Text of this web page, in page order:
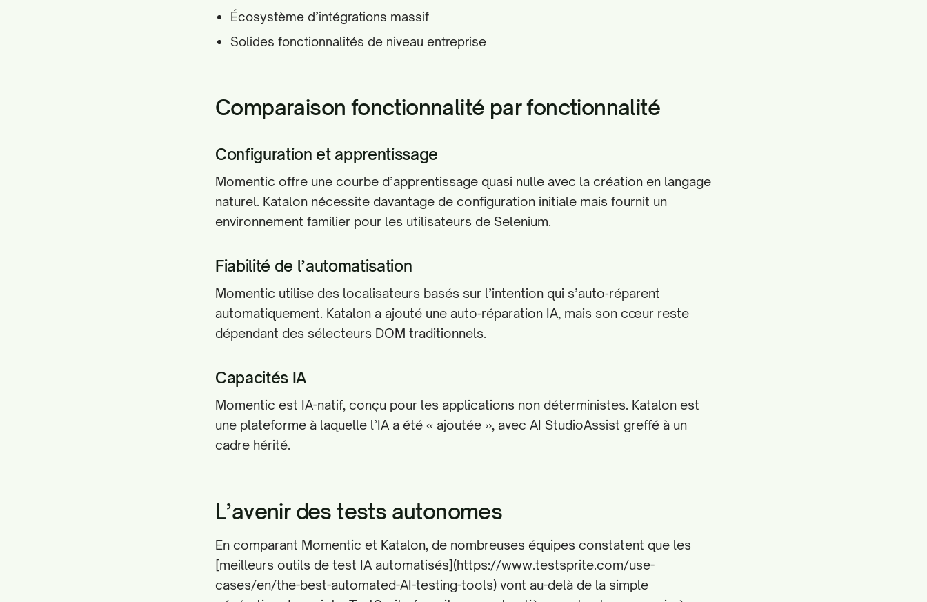
Écosystème d’intégrations massif
Solides fonctionnalités de niveau entreprise
Comparaison fonctionnalité par fonctionnalité
Configuration et apprentissage
Momentic offre une courbe d’apprentissage quasi nulle avec la création en langage
naturel. Katalon nécessite davantage de configuration initiale mais fournit un
environnement familier pour les utilisateurs de Selenium.
Fiabilité de l’automatisation
Momentic utilise des localisateurs basés sur l’intention qui s’auto‑réparent
automatiquement. Katalon a ajouté une auto‑réparation IA, mais son cœur reste
dépendant des sélecteurs DOM traditionnels.
Capacités IA
Momentic est IA-natif, conçu pour les applications non déterministes. Katalon est
une plateforme à laquelle l’IA a été « ajoutée », avec AI StudioAssist greffé à un
cadre hérité.
L’avenir des tests autonomes
En comparant Momentic et Katalon, de nombreuses équipes constatent que les
[meilleurs outils de test IA automatisés](https://www.testsprite.com/use-
cases/en/the-best-automated-AI-testing-tools) vont au-delà de la simple